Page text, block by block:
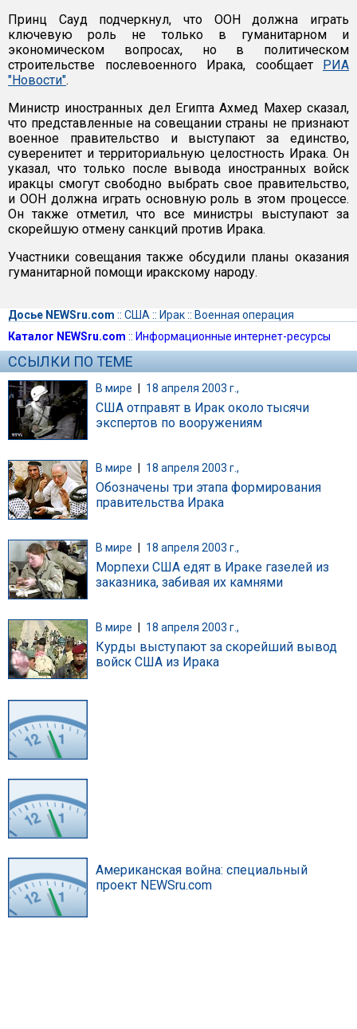
Принц Сауд подчеркнул, что ООН должна играть
ключевую роль не только в гуманитарном и
экономическом вопросах, но в политическом
строительстве послевоенного Ирака, сообщает РИА
"Новости".
Министр иностранных дел Египта Ахмед Махер сказал,
что представленные на совещании страны не признают
военное правительство и выступают за единство,
суверенитет и территориальную целостность Ирака. Он
указал, что только после вывода иностранных войск
иракцы смогут свободно выбрать свое правительство,
и ООН должна играть основную роль в этом процессе.
Он также отметил, что все министры выступают за
скорейшую отмену санкций против Ирака.
Участники совещания также обсудили планы оказания
гуманитарной помощи иракскому народу.
Досье NEWSru.com :: США :: Ирак:: Военная операция
Каталог NEWSru.com :: Информационные интернет-ресурсы
ССЫЛКИ ПО ТЕМЕ
В мире | 18 апреля 2003 г.,
США отправят в Ирак около тысячи
экспертов по вооружениям
В мире 18 апреля 2003 г.,
Обозначены три этапа формирования
правительства Ирака
В мире 18 апреля 2003 г.,
Морпехи США едят в Ираке газелей из
заказника, забивая их камнями
В мире 18 апреля 2003 г.,
Курды выступают за скорейший вывод
войск США из Ирака
Американская война: специальный
проект NEWSru.com